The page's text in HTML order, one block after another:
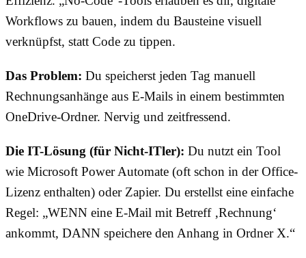
Workflows zu bauen, indem du Bausteine visuell
verknüpfst, statt Code zu tippen.
Das Problem: Du speicherst jeden Tag manuell
Rechnungsanhänge aus E-Mails in einem bestimmten
OneDrive-Ordner. Nervig und zeitfressend.
Die IT-Lösung (für Nicht-ITler): Du nutzt ein Tool
wie Microsoft Power Automate (oft schon in der Office-
Lizenz enthalten) oder Zapier. Du erstellst eine einfache
Regel: „WENN eine E-Mail mit Betreff ‚Rechnung‘
ankommt, DANN speichere den Anhang in Ordner X.“